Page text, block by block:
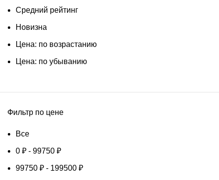
Средний рейтинг
Новизна
Цена: по возрастанию
Цена: по убыванию
Фильтр по цене
Все
0 ₽ - 99750 ₽
99750 ₽ - 199500 ₽